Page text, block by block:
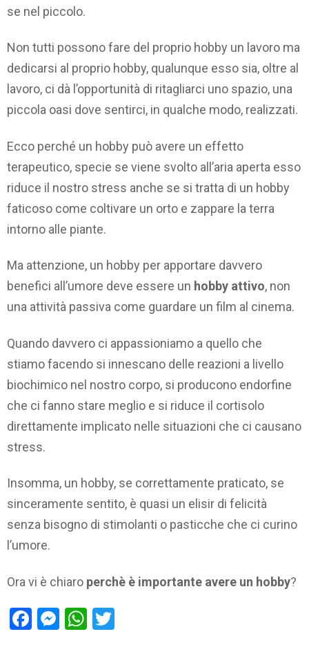
se nel piccolo.
Non tutti possono fare del proprio hobby un lavoro ma
dedicarsi al proprio hobby, qualunque esso sia, oltre al
lavoro, ci dà l’opportunità di ritagliarci uno spazio, una
piccola oasi dove sentirci, in qualche modo, realizzati.
Ecco perché un hobby può avere un effetto
terapeutico, specie se viene svolto all’aria aperta esso
riduce il nostro stress anche se si tratta di un hobby
faticoso come coltivare un orto e zappare la terra
intorno alle piante.
Ma attenzione, un hobby per apportare davvero
benefici all’umore deve essere un hobby attivo, non
una attività passiva come guardare un film al cinema.
Quando davvero ci appassioniamo a quello che
stiamo facendo si innescano delle reazioni a livello
biochimico nel nostro corpo, si producono endorfine
che ci fanno stare meglio e si riduce il cortisolo
direttamente implicato nelle situazioni che ci causano
stress.
Insomma, un hobby, se correttamente praticato, se
sinceramente sentito, è quasi un elisir di felicità
senza bisogno di stimolanti o pasticche che ci curino
l’umore.
Ora vi è chiaro perchè è importante avere un hobby?
Facebook
Messenger
WhatsApp